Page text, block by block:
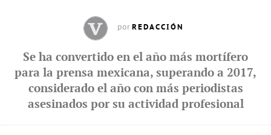
por REDACCIÓN
Se ha convertido en el año más mortífero
para la prensa mexicana, superando a 2017,
considerado el año con más periodistas
asesinados por su actividad profesional